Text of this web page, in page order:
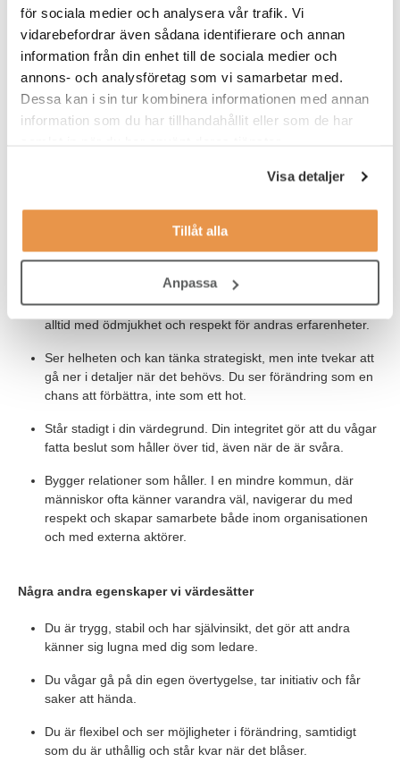
för sociala medier och analysera vår trafik. Vi
vidarebefordrar även sådana identifierare och annan
information från din enhet till de sociala medier och
annons- och analysföretag som vi samarbetar med.
Dessa kan i sin tur kombinera informationen med annan
information som du har tillhandahållit eller som de har
Visa detaljer
Tillåt alla
Anpassa
goda kunskaper om skolans styrdokument
väl insatt i forskning och beprövad erfarenhet inom
skolutveckling
erfarenhet av nära facklig samverkan
erfarenhet av samverkan med andra förvaltningar och
Lyssnar först och agerar sedan. Du tar dig tid att förstå
människor och situationer, vilket gör att du skapar
Driver utvecklingen framåt med energi och tydlighet men
alltid med ödmjukhet och respekt för andras erfarenheter.
Ser helheten och kan tänka strategiskt, men inte tvekar att
gå ner i detaljer när det behövs. Du ser förändring som en
chans att förbättra, inte som ett hot.
Står stadigt i din värdegrund. Din integritet gör att du vågar
fatta beslut som håller över tid, även när de är svåra.
Bygger relationer som håller. I en mindre kommun, där
människor ofta känner varandra väl, navigerar du med
respekt och skapar samarbete både inom organisationen
och med externa aktörer.
Några andra egenskaper vi värdesätter
Du är trygg, stabil och har självinsikt, det gör att andra
känner sig lugna med dig som ledare.
Du vågar gå på din egen övertygelse, tar initiativ och får
saker att hända.
Du är flexibel och ser möjligheter i förändring, samtidigt
som du är uthållig och står kvar när det blåser.